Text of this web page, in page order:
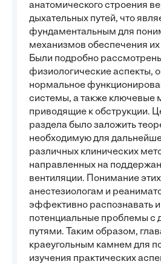
анатомического строения
дыхательных путей, что
фундаментальным для
механизмов обеспечения
Были подробно
физиологические аспекты,
нормальное
системы, а также ключевые
приводящие к обструкции.
раздела было заложить
необходимую для
различных клинических
направленных на
вентиляции. Понимание
анестезиологам и
эффективно распознавать
потенциальные проблемы с
путями. Таким образом,
краеугольным камнем для
изучения практических